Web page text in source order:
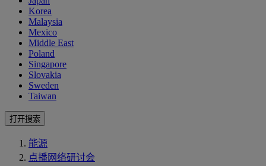
Korea
Malaysia
Mexico
Middle East
Poland
Singapore
Slovakia
Sweden
Taiwan
打开搜索
能源
点播网络研讨会